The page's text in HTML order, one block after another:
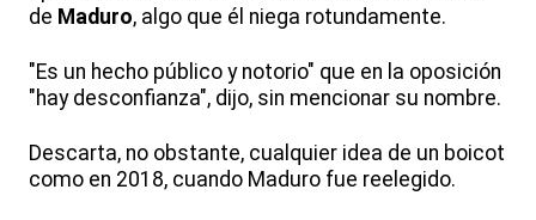
de Maduro, algo que él niega rotundamente.
"Es un hecho público y notorio" que en la oposición
"hay desconfianza", dijo, sin mencionar su nombre.
Descarta, no obstante, cualquier idea de un boicot
como en 2018, cuando Maduro fue reelegido.